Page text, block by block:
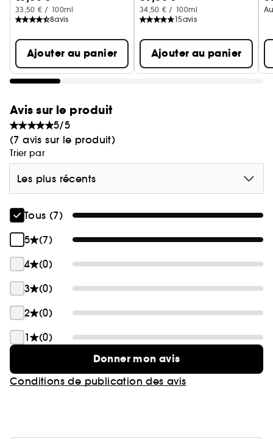
33,50 € / 100ml
8avis
Ajouter au panier
34,50 € / 100ml
15avis
Ajouter au panier
Avis sur le produit
5/5
(7 avis sur le produit)
Trier par
Les plus récents
Tous (7)
5
(7)
4
(0)
3
(0)
2
(0)
1
(0)
Donner mon avis
Conditions de publication des avis